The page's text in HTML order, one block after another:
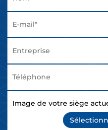
Image de votre siège